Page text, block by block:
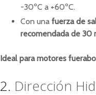
-30ºC a +60ºC.
Con una fuerza de
recomendada de 30
Ideal para motores
2. Dirección